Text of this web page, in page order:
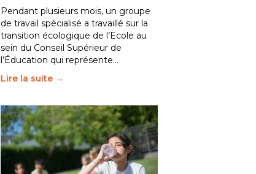
Pendant plusieurs mois, un groupe
de travail spécialisé a travaillé sur la
transition écologique de l’Ecole au
sein du Conseil Supérieur de
l’Éducation qui représente…
Lire la suite →